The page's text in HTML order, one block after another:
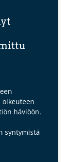
oikeuteen
häviöön.
syntymistä